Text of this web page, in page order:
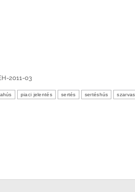
2011-03
piaci jelentés sertés sertéshús